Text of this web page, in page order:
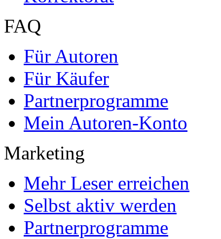
FAQ
Für Autoren
Für Käufer
Partnerprogramme
Mein Autoren-Konto
Marketing
Mehr Leser erreichen
Selbst aktiv werden
Partnerprogramme